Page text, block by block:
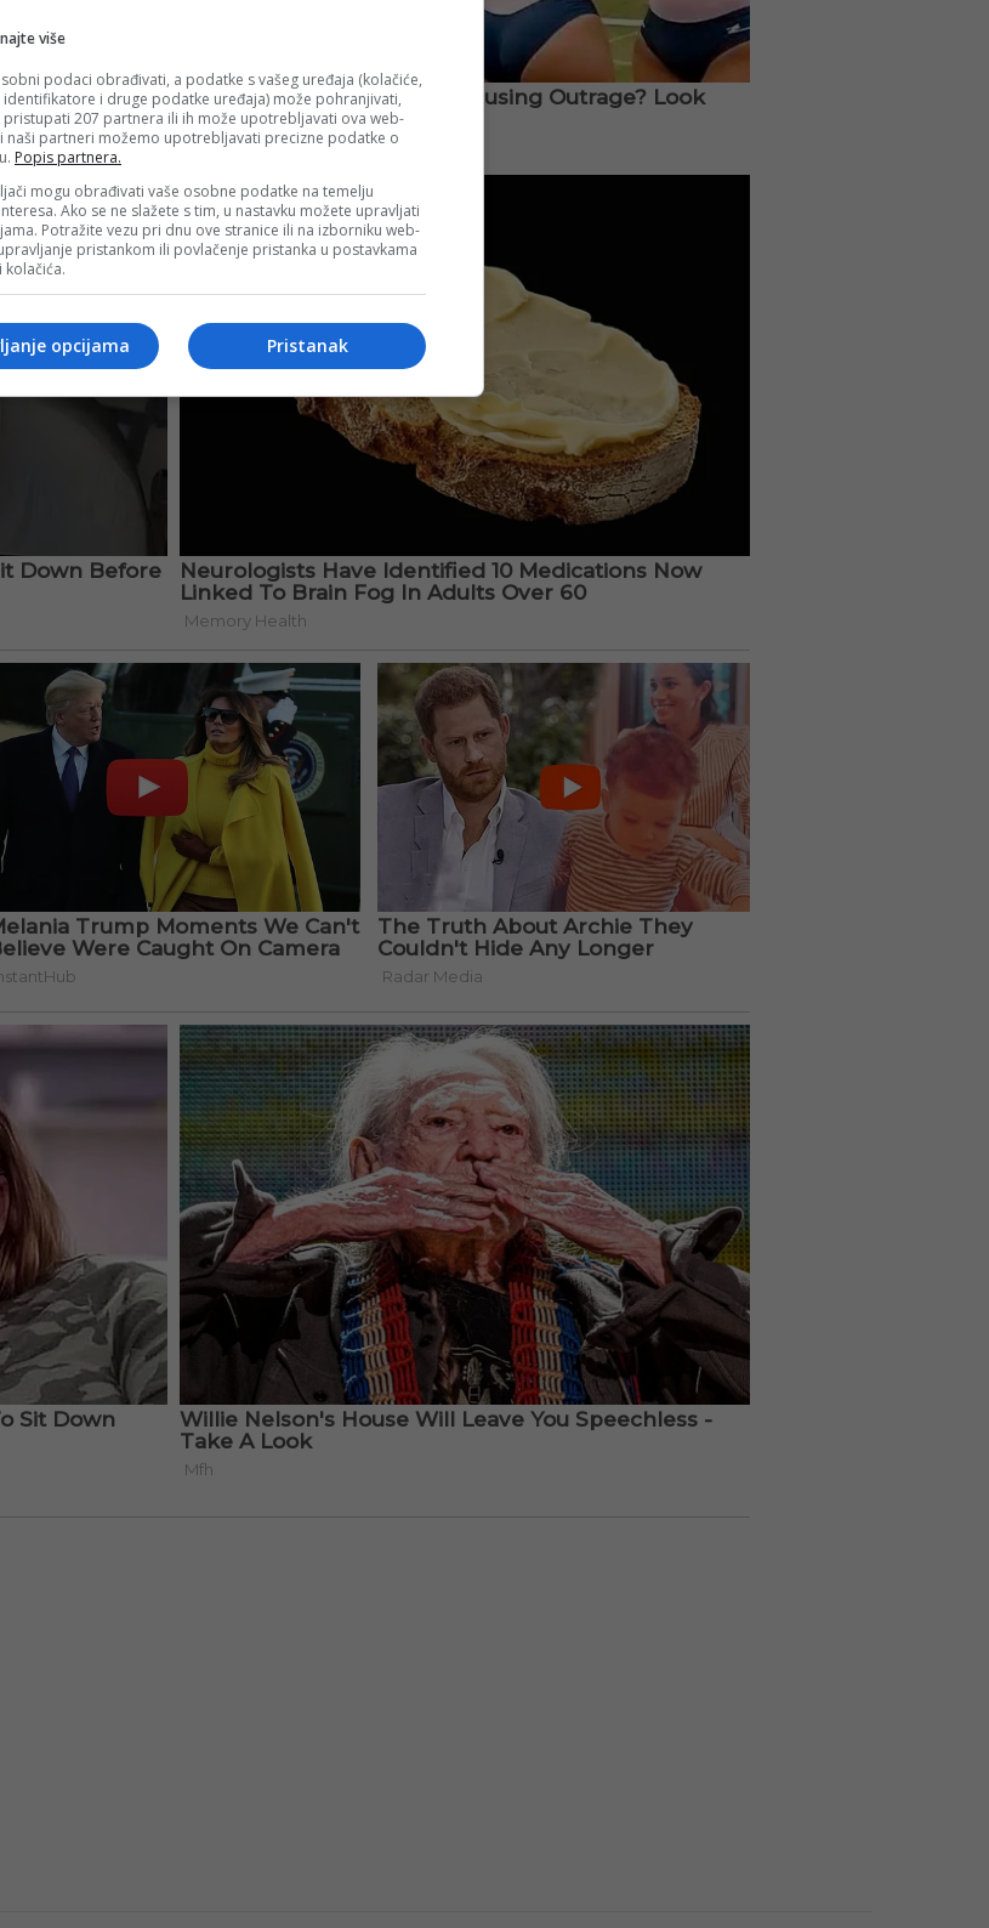
više
podaci obrađivati, a podatke s vašeg uređaja (kolačiće,
identifikatore i druge podatke uređaja) može pohranjivati,
207 partnera ili ih može upotrebljavati ova web-
naši partneri možemo upotrebljavati precizne podatke o
Popis partnera.
mogu obrađivati vaše osobne podatke na temelju
Ako se ne slažete s tim, u nastavku možete upravljati
Potražite vezu pri dnu ove stranice ili na izborniku web-
pristankom ili povlačenje pristanka u postavkama
kolačića.
Pristanak
opcijama